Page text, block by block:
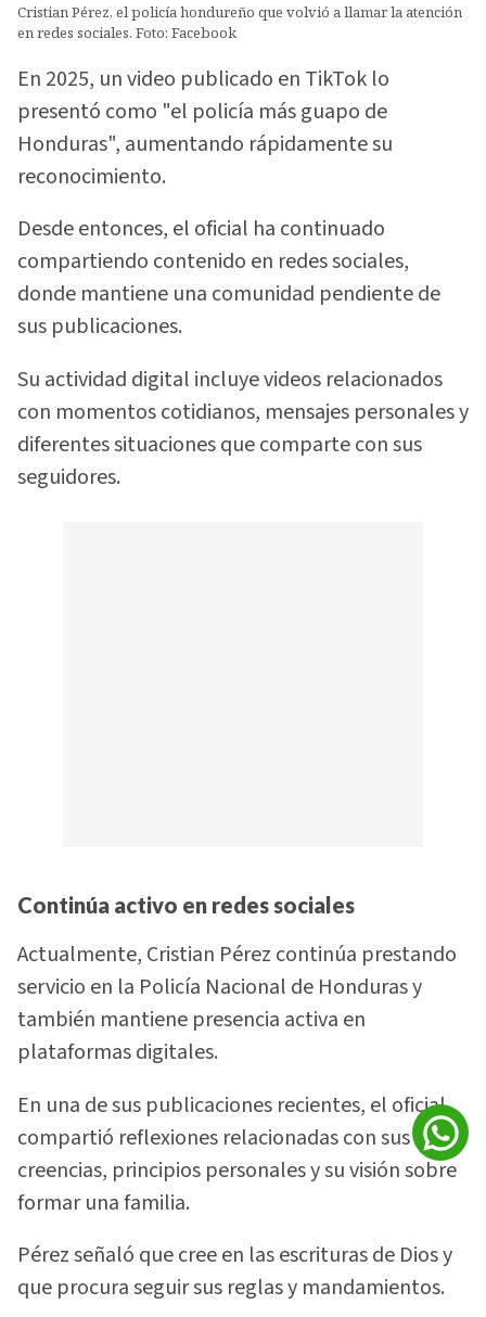
Cristian Pérez, el policía hondureño que volvió a llamar la atención
en redes sociales. Foto: Facebook
En 2025, un video publicado en TikTok lo
presentó como "el policía más guapo de
Honduras", aumentando rápidamente su
reconocimiento.
Desde entonces, el oficial ha continuado
compartiendo contenido en redes sociales,
donde mantiene una comunidad pendiente de
sus publicaciones.
Su actividad digital incluye videos relacionados
con momentos cotidianos, mensajes personales y
diferentes situaciones que comparte con sus
seguidores.
Continúa activo en redes sociales
Actualmente, Cristian Pérez continúa prestando
servicio en la Policía Nacional de Honduras y
también mantiene presencia activa en
plataformas digitales.
En una de sus publicaciones recientes, el oficial
compartió reflexiones relacionadas con sus
creencias, principios personales y su visión sobre
formar una familia.
Pérez señaló que cree en las escrituras de Dios y
que procura seguir sus reglas y mandamientos.